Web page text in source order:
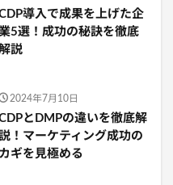
導入で成果を上げた企
5選！成功の秘訣を徹底
説
2024年7月10日
とDMPの違いを徹底解
！マーケティング成功の
カギを見極める